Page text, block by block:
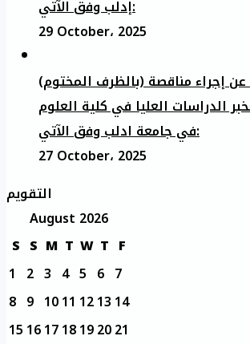
إدلب وفق الآتي:
29 October، 2025
إجراء مناقصة (بالظرف المختوم)
الدراسات العليا في كلية العلوم
في جامعة ادلب وفق الآتي:
27 October، 2025
التقويم
August 2026
S S M T W T F
1 2 3 4 5 6 7
8 9 1011 121314
15161718192021